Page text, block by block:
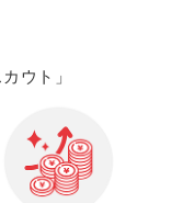
ウト」